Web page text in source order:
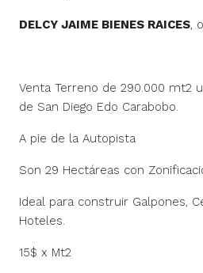
DELCY JAIME BIENES RAICES,
Venta Terreno de 290.000 mt2
de San Diego Edo Carabobo.
A pie de la Autopista
Son 29 Hectáreas con
Ideal para construir Galpones,
Hoteles.
15$ x Mt2